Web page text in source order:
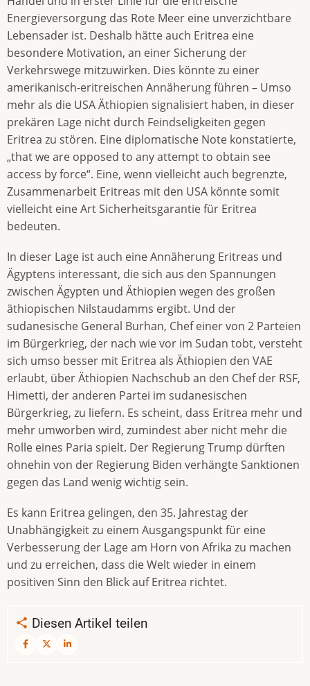
Energieversorgung das Rote Meer eine unverzichtbare
Lebensader ist. Deshalb hätte auch Eritrea eine
besondere Motivation, an einer Sicherung der
Verkehrswege mitzuwirken. Dies könnte zu einer
amerikanisch-eritreischen Annäherung führen – Umso
mehr als die USA Äthiopien signalisiert haben, in dieser
prekären Lage nicht durch Feindseligkeiten gegen
Eritrea zu stören. Eine diplomatische Note konstatierte,
„that we are opposed to any attempt to obtain see
access by force“. Eine, wenn vielleicht auch begrenzte,
Zusammenarbeit Eritreas mit den USA könnte somit
vielleicht eine Art Sicherheitsgarantie für Eritrea
bedeuten.
In dieser Lage ist auch eine Annäherung Eritreas und
Ägyptens interessant, die sich aus den Spannungen
zwischen Ägypten und Äthiopien wegen des großen
äthiopischen Nilstaudamms ergibt. Und der
sudanesische General Burhan, Chef einer von 2 Parteien
im Bürgerkrieg, der nach wie vor im Sudan tobt, versteht
sich umso besser mit Eritrea als Äthiopien den VAE
erlaubt, über Äthiopien Nachschub an den Chef der RSF,
Himetti, der anderen Partei im sudanesischen
Bürgerkrieg, zu liefern. Es scheint, dass Eritrea mehr und
mehr umworben wird, zumindest aber nicht mehr die
Rolle eines Paria spielt. Der Regierung Trump dürften
ohnehin von der Regierung Biden verhängte Sanktionen
gegen das Land wenig wichtig sein.
Es kann Eritrea gelingen, den 35. Jahrestag der
Unabhängigkeit zu einem Ausgangspunkt für eine
Verbesserung der Lage am Horn von Afrika zu machen
und zu erreichen, dass die Welt wieder in einem
positiven Sinn den Blick auf Eritrea richtet.
Diesen Artikel teilen